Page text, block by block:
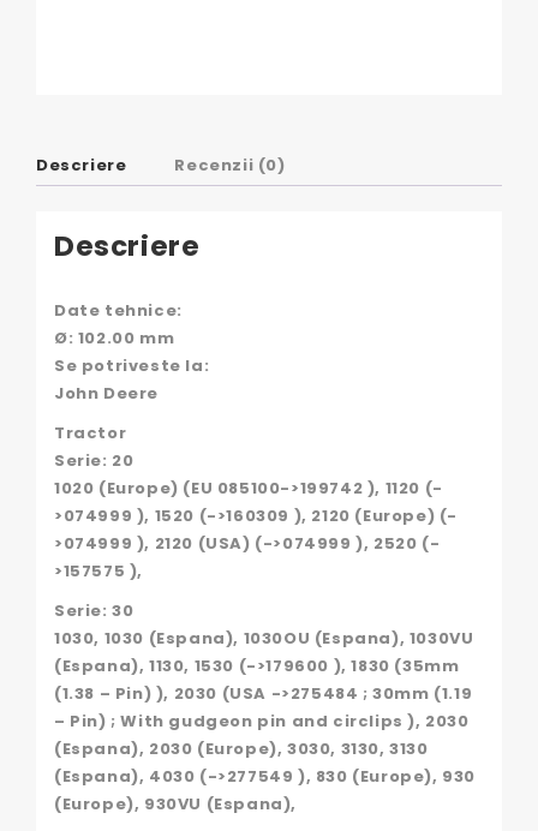
Descriere Recenzii (0)
Descriere
Date tehnice:
Ø: 102.00 mm
Se potriveste la:
John Deere
Tractor
Serie: 20
1020 (Europe) (EU 085100->199742 ), 1120 (-
>074999 ), 1520 (->160309 ), 2120 (Europe) (-
>074999 ), 2120 (USA) (->074999 ), 2520 (-
>157575 ),
Serie: 30
1030, 1030 (Espana), 1030OU (Espana), 1030VU
(Espana), 1130, 1530 (->179600 ), 1830 (35mm
(1.38 – Pin) ), 2030 (USA ->275484 ; 30mm (1.19
– Pin) ; With gudgeon pin and circlips ), 2030
(Espana), 2030 (Europe), 3030, 3130, 3130
(Espana), 4030 (->277549 ), 830 (Europe), 930
(Europe), 930VU (Espana),